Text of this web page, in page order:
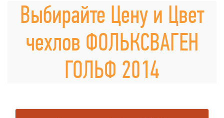
Выбирайте Цену и Цвет
чехлов ФОЛЬКСВАГЕН
ГОЛЬФ 2014